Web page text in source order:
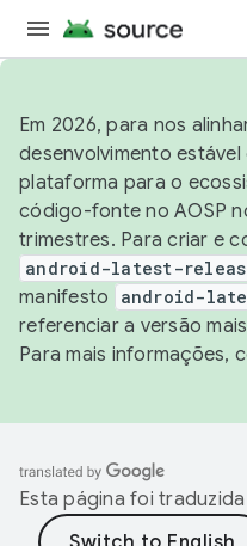
Em 2026, para nos
desenvolvimento
plataforma para o
código-fonte no AOSP
trimestres. Para criar e
android-latest-
manifesto
android-
referenciar a versão
Para mais informações,
Esta página foi